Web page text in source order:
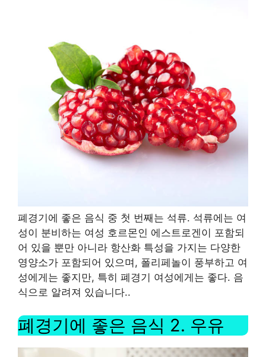
폐경기에 좋은 음식 중 첫 번째는 석류. 석류에는 여
성이 분비하는 여성 호르몬인 에스트로겐이 포함되
어 있을 뿐만 아니라 항산화 특성을 가지는 다양한
영양소가 포함되어 있으며, 폴리페놀이 풍부하고 여
성에게는 좋지만, 특히 폐경기 여성에게는 좋다. 음
식으로 알려져 있습니다..
폐경기에 좋은 음식 2. 우유